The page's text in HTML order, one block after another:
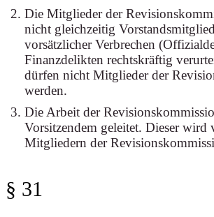
Die Mitglieder der
nicht gleichzeitig
vorsätzlicher Verbrechen
Finanzdelikten rechtskräftig
dürfen nicht Mitglieder der
werden.
Die Arbeit der
Vorsitzendem geleitet. Dieser wird
Mitgliedern der
§ 31